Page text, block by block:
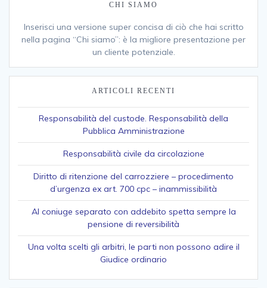
CHI SIAMO
Inserisci una versione super concisa di ciò che hai scritto
nella pagina “Chi siamo”: è la migliore presentazione per
un cliente potenziale.
ARTICOLI RECENTI
Responsabilità del custode. Responsabilità della
Pubblica Amministrazione
Responsabilità civile da circolazione
Diritto di ritenzione del carrozziere – procedimento
d’urgenza ex art. 700 cpc – inammissibilità
Al coniuge separato con addebito spetta sempre la
pensione di reversibilità
Una volta scelti gli arbitri, le parti non possono adire il
Giudice ordinario